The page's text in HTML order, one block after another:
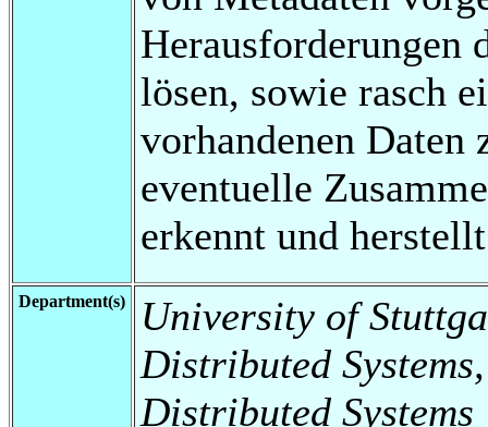
Herausforderungen
lösen, sowie rasch
vorhandenen Daten
eventuelle
erkennt und
Department(s)
University of
Distributed
Distributed Systems